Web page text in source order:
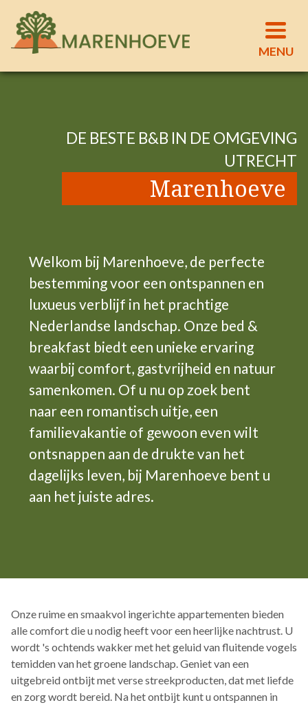
Marenhoeve
DE BESTE B&B IN DE OMGEVING
UTRECHT
Welkom bij Marenhoeve, de perfecte
bestemming voor een ontspannen en
luxueus verblijf in het prachtige
Nederlandse landschap. Onze bed &
breakfast biedt een unieke ervaring
waarbij comfort, gastvrijheid en natuur
samenkomen. Of u nu op zoek bent
naar een romantisch uitje, een
familievakantie of gewoon even wilt
ontsnappen aan de drukte van het
dagelijks leven, bij Marenhoeve bent u
aan het juiste adres.
Onze ruime en smaakvol ingerichte appartementen bieden
alle comfort die u nodig heeft voor een heerlijke nachtrust. U
wordt 's ochtends wakker met het geluid van fluitende vogels
temidden van het groene landschap. Geniet van een
uitgebreid ontbijt met verse streekproducten, dat met liefde
en zorg wordt bereid. Na het ontbijt kunt u ontspannen in